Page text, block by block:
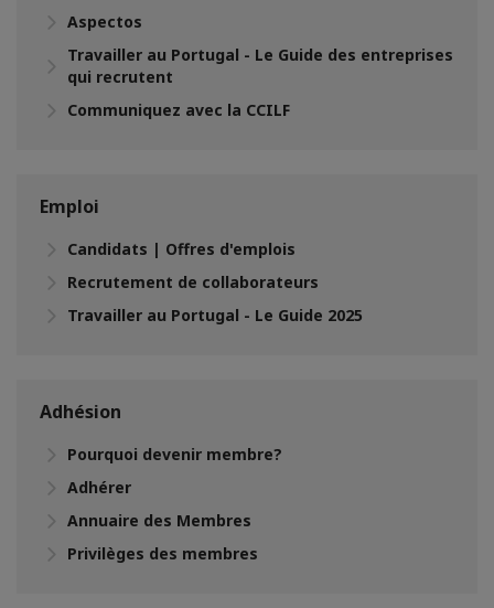
Aspectos
Travailler au Portugal - Le Guide des entreprises
qui recrutent
Communiquez avec la CCILF
Emploi
Candidats | Offres d'emplois
Recrutement de collaborateurs
Travailler au Portugal - Le Guide 2025
Adhésion
Pourquoi devenir membre?
Adhérer
Annuaire des Membres
Privilèges des membres